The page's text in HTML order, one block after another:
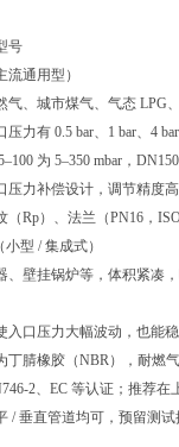
号
通用型）
气、城市煤气、气态 LPG
力有 0.5 bar、1 bar、4 bar
为 5–350 mbar，
压力补偿设计，调节精度
（Rp）、法兰（PN16，
型 / 集成式）
、壁挂锅炉等，体积紧凑
入口压力大幅波动，也能
丁腈橡胶（NBR），耐燃
2、EC 等认证；推荐
/ 垂直管道均可，预留测